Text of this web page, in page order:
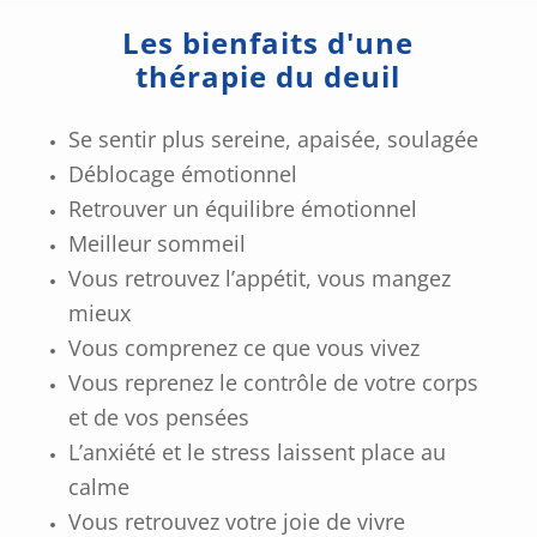
Les bienfaits d'une
thérapie du deuil
Se sentir plus sereine, apaisée, soulagée
Déblocage émotionnel
Retrouver un équilibre émotionnel
Meilleur sommeil
Vous retrouvez l’appétit, vous mangez
mieux
Vous comprenez ce que vous vivez
Vous reprenez le contrôle de votre corps
et de vos pensées
L’anxiété et le stress laissent place au
calme
Vous retrouvez votre joie de vivre